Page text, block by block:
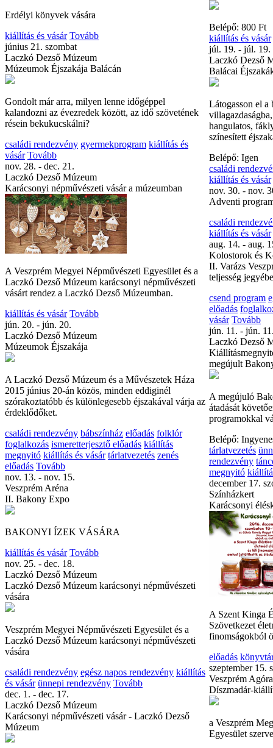
Erdélyi könyvek vására
kiállítás és vásár Tovább
június 21. szombat
Laczkó Dezső Múzeum
Múzeumok Éjszakája Balácán
Gondolt már arra, milyen lenne időgéppel
kalandozni az évezredek között, az idő szövetének
résein bekukucskálni?
családi rendezvény gyermekprogram kiállítás és
vásár Tovább
nov. 28. - dec. 21.
Laczkó Dezső Múzeum
Karácsonyi népművészeti vásár a múzeumban
A Veszprém Megyei Népművészeti Egyesület és a
Laczkó Dezső Múzeum karácsonyi népművészeti
vásárt rendez a Laczkó Dezső Múzeumban.
kiállítás és vásár Tovább
jún. 20. - jún. 20.
Laczkó Dezső Múzeum
Múzeumok Éjszakája
A Laczkó Dezső Múzeum és a Művészetek Háza
2015 június 20-án közös, minden eddiginél
szórakoztatóbb és különlegesebb éjszakával várja az
érdeklődőket.
családi rendezvény bábszínház előadás folklór
foglalkozás ismeretterjesztő előadás kiállítás
megnyitó kiállítás és vásár tárlatvezetés zenés
előadás Tovább
nov. 13. - nov. 15.
Veszprém Aréna
II. Bakony Expo
BAKONYI ÍZEK VÁSÁRA
kiállítás és vásár Tovább
nov. 25. - dec. 18.
Laczkó Dezső Múzeum
Laczkó Dezső Múzeum karácsonyi népművészeti
vására
Veszprém Megyei Népművészeti Egyesület és a
Laczkó Dezső Múzeum karácsonyi népművészeti
vására
családi rendezvény egész napos rendezvény kiállítás
és vásár ünnepi rendezvény Tovább
dec. 1. - dec. 17.
Laczkó Dezső Múzeum
Karácsonyi népművészeti vásár - Laczkó Dezső
Múzeum
Belépő: 800 Ft
kiállítás és vásár
júl. 19. - júl. 19.
Laczkó Dezső
Balácai
Látogasson el a
hangulatos,
színesített
Belépő: Igen
családi
kiállítás és vásár
nov. 30. - nov.
Adventi
családi
kiállítás és vásár
aug. 14. - aug.
Kolostorok és
II. Varázs
teljesség
csend program
előadás
vásár Tovább
jún. 11. - jún.
Laczkó Dezső
megújult
A megújuló
átadását
programokkal
Belépő:
tárlatvezetés
rendezvény
megnyitó
december 17.
Színházkert
Karácsonyi
A Szent Kinga
Szövetkezet
finomságokból
előadás
szeptember 15.
Veszprém Agóra
Díszmadár-
a Veszprém
Egyesület